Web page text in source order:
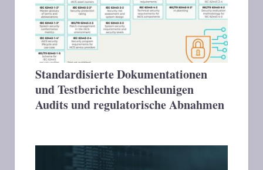
Standardisierte Dokumentationen
und Testberichte beschleunigen
Audits und regulatorische Abnahmen